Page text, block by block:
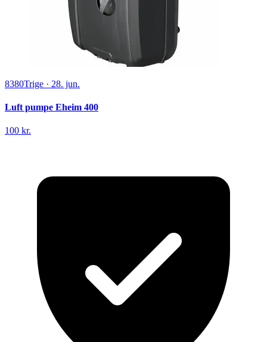
8380Trige · 28. jun.
Luft pumpe Eheim 400
100 kr.